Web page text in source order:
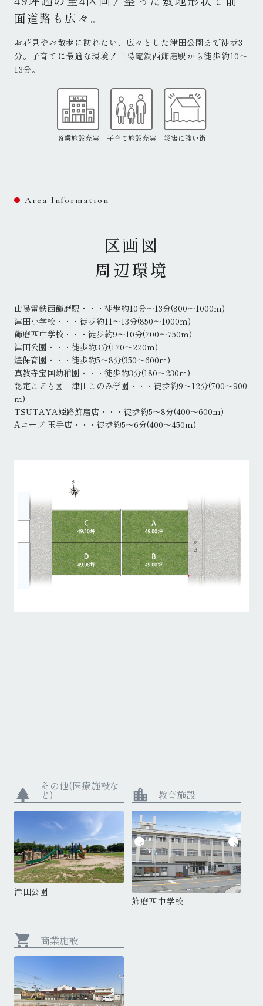
面道路も広々。
お花見やお散歩に訪れたい、広々とした津田公園まで徒歩3
分。子育てに最適な環境！山陽電鉄西飾磨駅から徒歩約10～
13分。
商業施設充実 子育て施設充実 災害に強い街
Area Information
区画図
周辺環境
山陽電鉄西飾磨駅・・・徒歩約10分～13分(800～1000ｍ)
津田小学校・・・徒歩約11～13分(850～1000ｍ)
飾磨西中学校・・・徒歩約9～10分(700～750ｍ)
津田公園・・・徒歩約3分(170～220ｍ)
煌保育園・・・徒歩約5～8分(350～600ｍ)
真教寺宝国幼稚園・・・徒歩約3分(180～230ｍ)
認定こども園 津田このみ学園・・・徒歩約9～12分(700～900
ｍ)
TSUTAYA姫路飾磨店・・・徒歩約5～8分(400～600ｍ)
Aコープ 玉手店・・・徒歩約5～6分(400～450ｍ)
park
その他(医療施設な
ど)
津田公園 津田公園
location_city 教育施設
津田小学校
飾磨西中学校
shopping_cart 商業施設